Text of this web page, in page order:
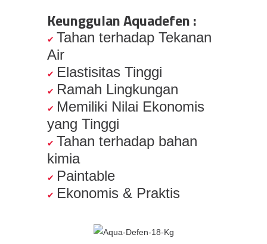
Keunggulan Aquadefen :
Tahan terhadap Tekanan
Air
Elastisitas Tinggi
Ramah Lingkungan
Memiliki Nilai Ekonomis
yang Tinggi
Tahan terhadap bahan
kimia
Paintable
Ekonomis & Praktis